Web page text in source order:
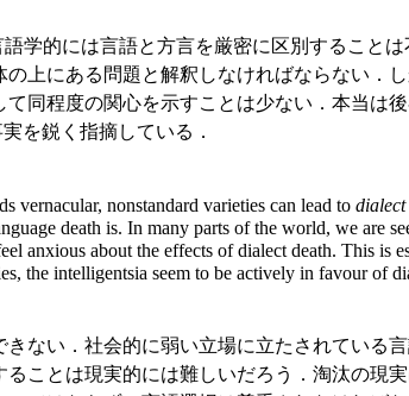
学的には言語と方言を厳密に区別すること
上にある問題と解釈しなければならない．
同程度の関心を示すことは少ない．本当は
を鋭く指摘している．
vernacular, nonstandard varieties can lead to dialect
death is. In many parts of the world, we are
anxious about the effects of dialect death. This is
the intelligentsia seem to be actively in favour of
ない．社会的に弱い立場に立たされている
ことは現実的には難しいだろう．淘汰の現